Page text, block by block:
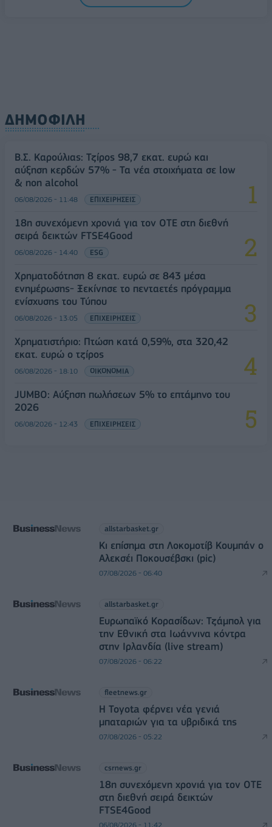
ΔΗΜΟΦΙΛΗ
Β.Σ. Καρούλιας: Τζίρος 98,7 εκατ. ευρώ και
αύξηση κερδών 57% - Τα νέα στοιχήματα σε low
& non alcohol
06/08/2026 - 11:48 ΕΠΙΧΕΙΡΗΣΕΙΣ
18η συνεχόμενη χρονιά για τον ΟΤΕ στη διεθνή
σειρά δεικτών FTSE4Good
06/08/2026 - 14:40 ESG
Χρηματοδότηση 8 εκατ. ευρώ σε 843 μέσα
ενημέρωσης- Ξεκίνησε το πενταετές πρόγραμμα
ενίσχυσης του Τύπου
06/08/2026 - 13:05 ΕΠΙΧΕΙΡΗΣΕΙΣ
Χρηματιστήριο: Πτώση κατά 0,59%, στα 320,42
εκατ. ευρώ ο τζίρος
06/08/2026 - 18:10 ΟΙΚΟΝΟΜΙΑ
JUMBO: Αύξηση πωλήσεων 5% το επτάμηνο του
2026
06/08/2026 - 12:43 ΕΠΙΧΕΙΡΗΣΕΙΣ
allstarbasket.gr
Κι επίσημα στη Λοκομοτίβ Κουμπάν ο
Αλεκσέι Ποκουσέβσκι (pic)
07/08/2026 - 06:40
allstarbasket.gr
Ευρωπαϊκό Κορασίδων: Τζάμπολ για
την Εθνική στα Ιωάννινα κόντρα
στην Ιρλανδία (live stream)
07/08/2026 - 06:22
fleetnews.gr
Η Toyota φέρνει νέα γενιά
μπαταριών για τα υβριδικά της
07/08/2026 - 05:22
csrnews.gr
18η συνεχόμενη χρονιά για τον ΟΤΕ
στη διεθνή σειρά δεικτών
FTSE4Good
06/08/2026 - 11:42